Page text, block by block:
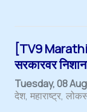
[TV9
सरकारवर
Tuesday, 08
देश महाराष्ट्र